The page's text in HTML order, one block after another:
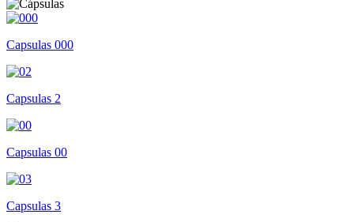
Capsulas 000
Capsulas 2
Capsulas 00
Capsulas 3